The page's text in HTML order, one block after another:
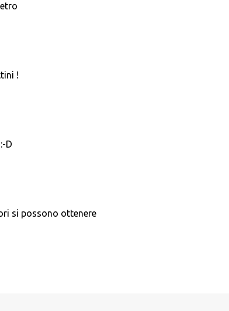
!
D
si possono ottenere